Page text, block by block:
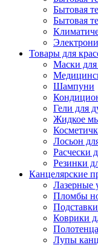
Бытовая
Бытовая
Товары для
Маски для
Шампуни
Гели для
Жидкое
Лосьон
Расчески
Резинки
Канцелярские
Лазерные
Пломбы
Коврики
Лупы